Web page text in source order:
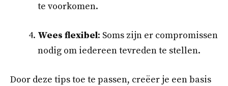
te voorkomen.
Wees flexibel: Soms zijn er compromissen
nodig om iedereen tevreden te stellen.
Door deze tips toe te passen, creëer je een basis